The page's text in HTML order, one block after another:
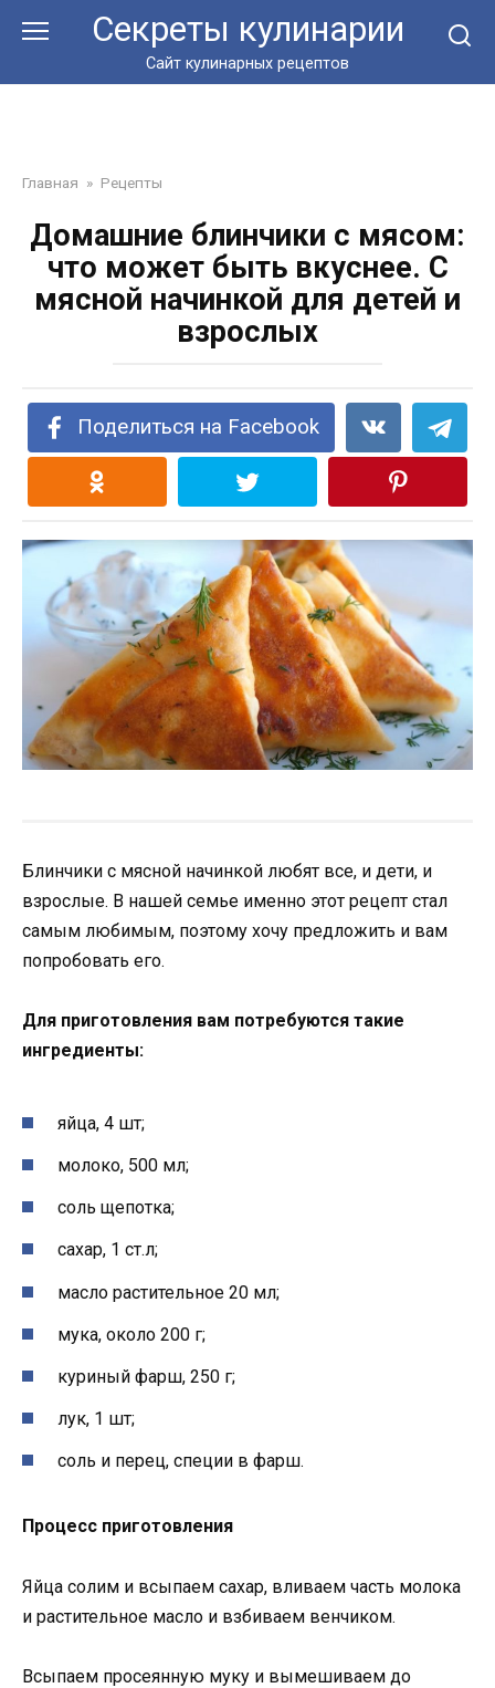
Секреты кулинарии
Сайт кулинарных рецептов
Главная » Рецепты
Домашние блинчики с мясом:
что может быть вкуснее. С
мясной начинкой для детей и
взрослых
Поделиться на Facebook
Блинчики с мясной начинкой любят все, и дети, и
взрослые. В нашей семье именно этот рецепт стал
самым любимым, поэтому хочу предложить и вам
попробовать его.
Для приготовления вам потребуются такие
ингредиенты:
яйца, 4 шт;
молоко, 500 мл;
соль щепотка;
сахар, 1 ст.л;
масло растительное 20 мл;
мука, около 200 г;
куриный фарш, 250 г;
лук, 1 шт;
соль и перец, специи в фарш.
Процесс приготовления
Яйца солим и всыпаем сахар, вливаем часть молока
и растительное масло и взбиваем венчиком.
Всыпаем просеянную муку и вымешиваем до